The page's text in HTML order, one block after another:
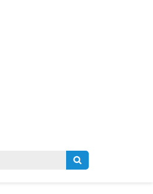
Zoeken
naar: